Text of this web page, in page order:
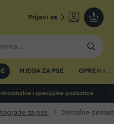
Prijavi se
Moja
NJEGA ZA PSE OPREMA
i specijalne poslastice
za pse Dentalne